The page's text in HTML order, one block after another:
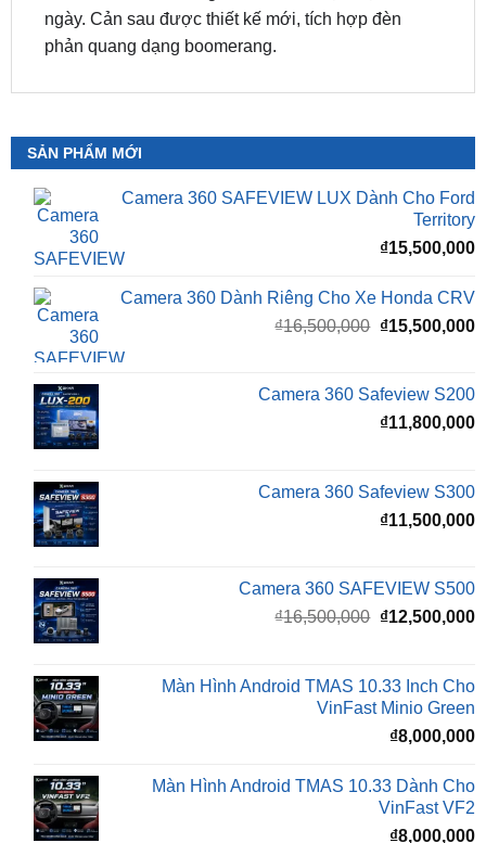
SẢN PHẨM MỚI
Camera 360 SAFEVIEW LUX Dành Cho Ford
₫15,500,000
Camera 360 Dành Riêng Cho Xe Honda CRV
gốc
₫16,500,000.
Camera 360 Safeview S200
Camera 360 Safeview S300
Camera 360 SAFEVIEW S500
gốc
là:
₫16,500,000.
Màn Hình Android TMAS 10.33 Inch Cho
₫8,000,000
Màn Hình Android TMAS 10.33 Dành Cho
₫8,000,000
Màn hình Cluster Android TMAS T600 Dành